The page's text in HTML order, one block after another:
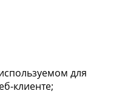
для
клиенте;